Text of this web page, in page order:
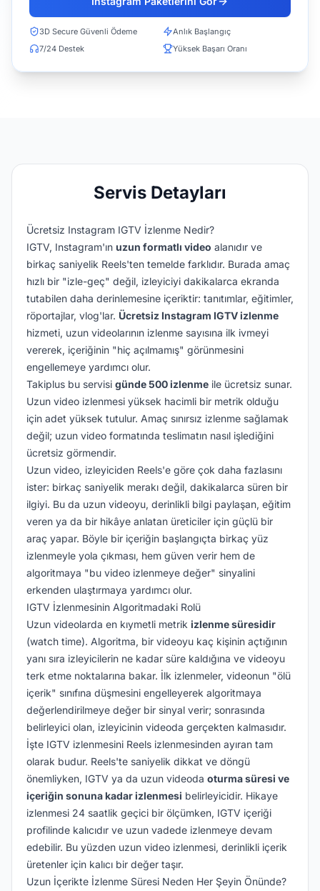
3D Secure Güvenli Ödeme
Anlık Başlangıç
7/24 Destek
Yüksek Başarı Oranı
Servis Detayları
Ücretsiz Instagram IGTV İzlenme Nedir?
IGTV, Instagram'ın uzun formatlı video alanıdır ve
birkaç saniyelik Reels'ten temelde farklıdır. Burada amaç
hızlı bir "izle-geç" değil, izleyiciyi dakikalarca ekranda
tutabilen daha derinlemesine içeriktir: tanıtımlar, eğitimler,
röportajlar, vlog'lar. Ücretsiz Instagram IGTV izlenme
hizmeti, uzun videolarının izlenme sayısına ilk ivmeyi
vererek, içeriğinin "hiç açılmamış" görünmesini
engellemeye yardımcı olur.
Takiplus bu servisi günde 500 izlenme ile ücretsiz sunar.
Uzun video izlenmesi yüksek hacimli bir metrik olduğu
için adet yüksek tutulur. Amaç sınırsız izlenme sağlamak
değil; uzun video formatında teslimatın nasıl işlediğini
ücretsiz görmendir.
Uzun video, izleyiciden Reels'e göre çok daha fazlasını
ister: birkaç saniyelik merakı değil, dakikalarca süren bir
ilgiyi. Bu da uzun videoyu, derinlikli bilgi paylaşan, eğitim
veren ya da bir hikâye anlatan üreticiler için güçlü bir
araç yapar. Böyle bir içeriğin başlangıçta birkaç yüz
izlenmeyle yola çıkması, hem güven verir hem de
algoritmaya "bu video izlenmeye değer" sinyalini
erkenden ulaştırmaya yardımcı olur.
IGTV İzlenmesinin Algoritmadaki Rolü
Uzun videolarda en kıymetli metrik izlenme süresidir
(watch time). Algoritma, bir videoyu kaç kişinin açtığının
yanı sıra izleyicilerin ne kadar süre kaldığına ve videoyu
terk etme noktalarına bakar. İlk izlenmeler, videonun "ölü
içerik" sınıfına düşmesini engelleyerek algoritmaya
değerlendirilmeye değer bir sinyal verir; sonrasında
belirleyici olan, izleyicinin videoda gerçekten kalmasıdır.
İşte IGTV izlenmesini Reels izlenmesinden ayıran tam
olarak budur. Reels'te saniyelik dikkat ve döngü
önemliyken, IGTV ya da uzun videoda oturma süresi ve
içeriğin sonuna kadar izlenmesi belirleyicidir. Hikaye
izlenmesi 24 saatlik geçici bir ölçümken, IGTV içeriği
profilinde kalıcıdır ve uzun vadede izlenmeye devam
edebilir. Bu yüzden uzun video izlenmesi, derinlikli içerik
üretenler için kalıcı bir değer taşır.
Uzun İçerikte İzlenme Süresi Neden Her Şeyin Önünde?